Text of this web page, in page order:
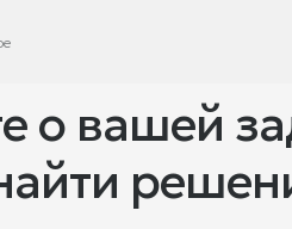
о вашей